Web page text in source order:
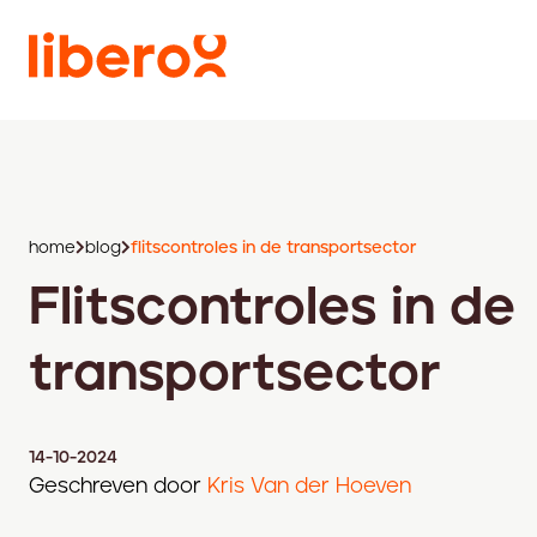
home blog flitscontroles in de transportsector
Flitscontroles in de
transportsector
14-10-2024
Geschreven door Kris Van der Hoeven